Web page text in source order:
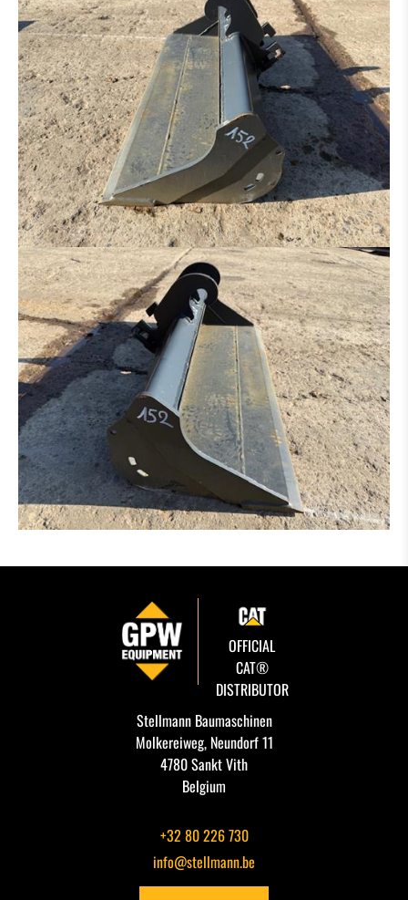
OFFICIAL
CAT®
DISTRIBUTOR
Stellmann Baumaschinen
Molkereiweg, Neundorf 11
4780 Sankt Vith
Belgium
+32 80 226 730
info@stellmann.be